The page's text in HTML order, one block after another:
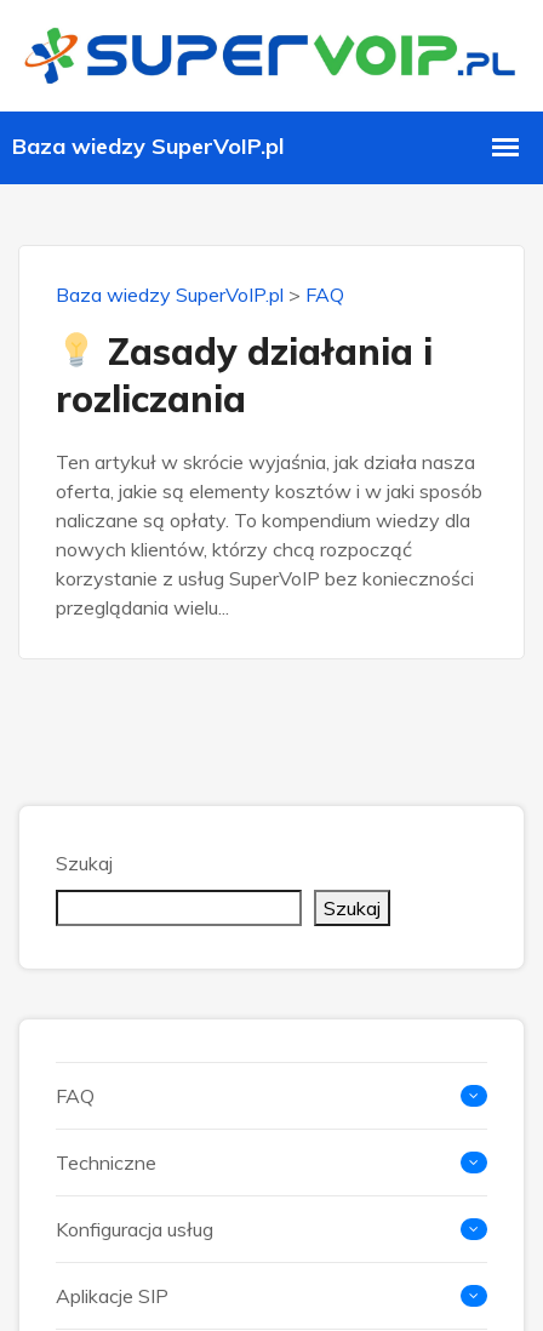
Baza wiedzy SuperVoIP.pl > FAQ
Zasady działania i
rozliczania
Ten artykuł w skrócie wyjaśnia, jak działa nasza
oferta, jakie są elementy kosztów i w jaki sposób
naliczane są opłaty. To kompendium wiedzy dla
nowych klientów, którzy chcą rozpocząć
korzystanie z usług SuperVoIP bez konieczności
przeglądania wielu...
Szukaj
Szukaj
FAQ
Techniczne
Konfiguracja usług
Aplikacje SIP